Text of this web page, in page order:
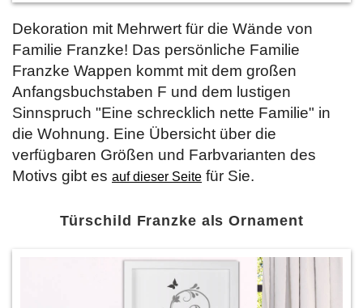
Dekoration mit Mehrwert für die Wände von
Familie Franzke! Das persönliche Familie
Franzke Wappen kommt mit dem großen
Anfangsbuchstaben F und dem lustigen
Sinnspruch "Eine schrecklich nette Familie" in
die Wohnung. Eine Übersicht über die
verfügbaren Größen und Farbvarianten des
Motivs gibt es auf dieser Seite für Sie.
Türschild Franzke als Ornament